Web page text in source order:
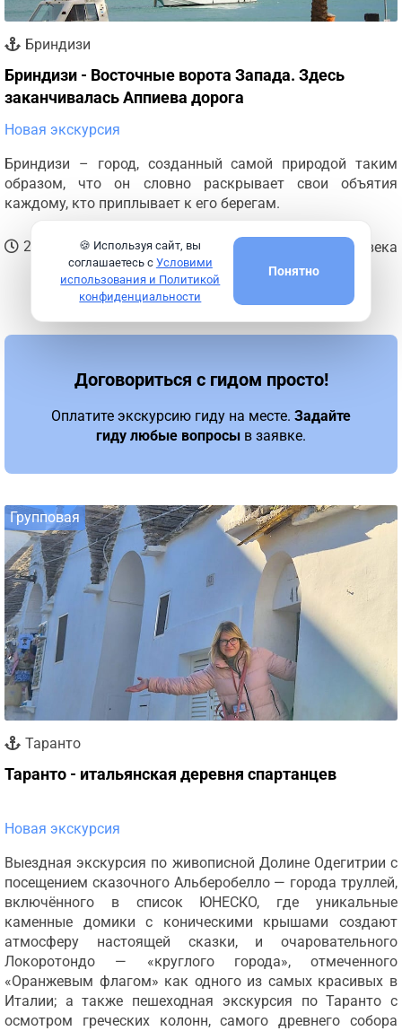
Бриндизи
Бриндизи - Восточные ворота Запада. Здесь
заканчивалась Аппиева дорога
Новая экскурсия
Бриндизи – город, созданный самой природой таким
образом, что он словно раскрывает свои объятия
каждому, кто приплывает к его берегам.
2.5 часа 45 за человека
Подробнее
Договориться с гидом просто!
Оплатите экскурсию гиду на месте. Задайте
гиду любые вопросы в заявке.
Групповая
Таранто
Таранто - итальянская деревня спартанцев
Новая экскурсия
Выездная экскурсия по живописной Долине Одегитрии с
посещением сказочного Альберобелло — города труллей,
включённого в список ЮНЕСКО, где уникальные
каменные домики с коническими крышами создают
атмосферу настоящей сказки, и очаровательного
Локоротондо — «круглого города», отмеченного
«Оранжевым флагом» как одного из самых красивых в
Италии; а также пешеходная экскурсия по Таранто с
осмотром греческих колонн, самого древнего собора
🍪 Используя сайт, вы
соглашаетесь с Условими
использования и Политикой
конфиденциальности
Понятно